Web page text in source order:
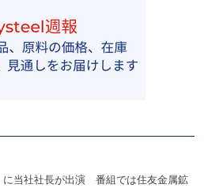
に当社社長が出演 番組では住友金属鉱